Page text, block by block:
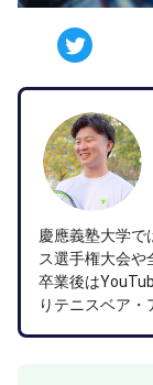
慶應義塾大学で
ス選手権大会や
卒業後は
りテニスベア・